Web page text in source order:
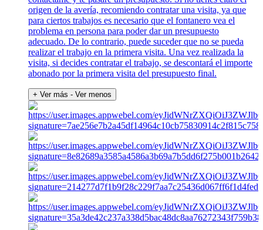
origen de la avería, recomiendo contratar una visita, ya que
para ciertos trabajos es necesario que el fontanero vea el
problema en persona para poder dar un presupuesto
adecuado. De lo contrario, puede suceder que no se pueda
realizar el trabajo en la primera visita. Una vez realizada la
visita, si decides contratar el trabajo, se descontará el importe
abonado por la primera visita del presupuesto final.
+ Ver más - Ver menos